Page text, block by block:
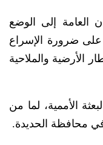
العامة إلى الوضع
على ضرورة الإسراع
الأرضية والملاحية
الأممية، لما من
في محافظة الحديدة.